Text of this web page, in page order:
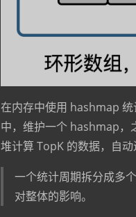
在内存中使用 hashmap
中，维护一个 hashmap，
堆计算 TopK 的数据，自动
一个统计周期拆分成多
对整体的影响。